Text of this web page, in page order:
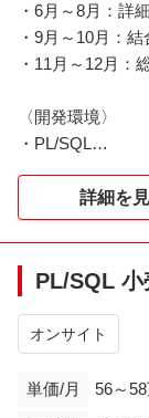
・6月～8月：詳
・9月～10月：結
・11月～12月：
〈開発環境〉
・PL/SQL
※その他詳細は面
※※こちらの案件
詳細を
PL/SQL 小
オンサイト
単価/月 56～